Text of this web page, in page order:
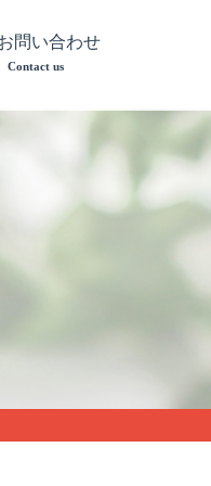
問い合わせ
Contact us